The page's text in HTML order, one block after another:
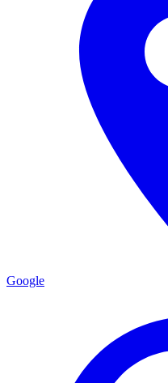
Google